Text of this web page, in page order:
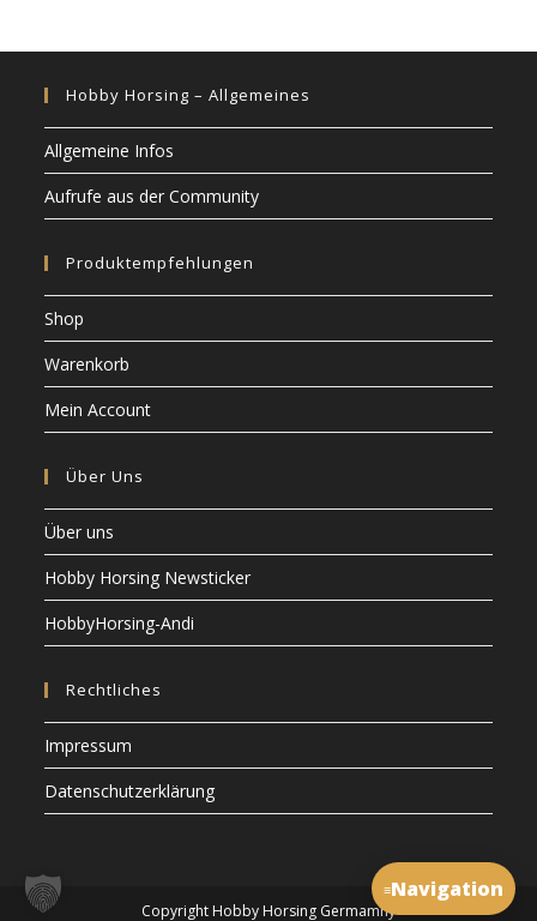
Hobby Horsing – Allgemeines
Allgemeine Infos
Aufrufe aus der Community
Produktempfehlungen
Shop
Warenkorb
Mein Account
Über Uns
Über uns
Hobby Horsing Newsticker
HobbyHorsing-Andi
Rechtliches
Impressum
Datenschutzerklärung
Copyright Hobby Horsing Germamny
≡Navigation